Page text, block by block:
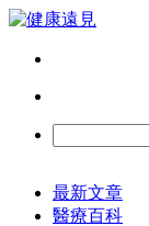
最新文章
醫療百科